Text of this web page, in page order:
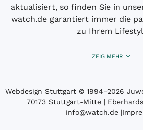
aktualisiert, so finden Sie in
watch.de garantiert immer die
zu Ihrem
ZEIG MEHR
Webdesign Stuttgart © 1994­–2026
70173 Stuttgart-Mitte |
info@watch.de |